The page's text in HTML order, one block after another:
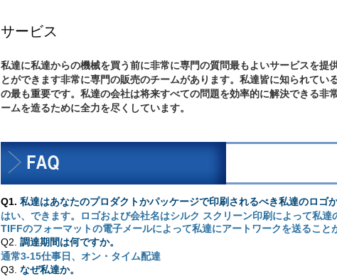
サービス
私達に私達からの機械を買う前に非常に専門の質問最もよいサービスを提
とができます非常に専門の販売のチームがあります。私達皆に知られて
の最も重要です。私達の会社は将来すべての問題を効率的に解決できる
ームを造るために全力を尽くしています。
Q1. 私達はあなたのプロダクトかパッケージで印刷されるべき私達のロゴ
はい、できます。ロゴおよび会社名はシルク スクリーン印刷によって私
TIFFのフォーマットの電子メールによって私達にアートワークを送ること
Q2. 調達期間は何ですか。
通常3-15仕事日、オン・タイム配達
Q3. なぜ私達か。